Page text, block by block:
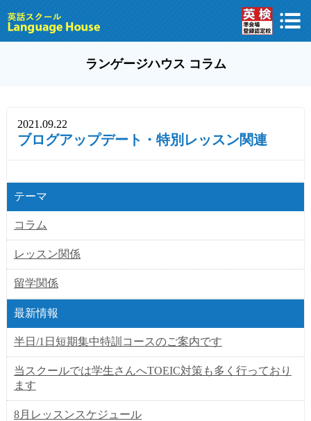
ランゲージハウス コラム
2021.09.22
ブログアップデート・特別レッスン関連
テーマ
コラム
レッスン関係
留学関係
最新情報
半日/1日短期集中特訓コースのご案内です
当スクールでは学生さんへTOEIC対策も多く行っており
ます
8月レッスンスケジュール